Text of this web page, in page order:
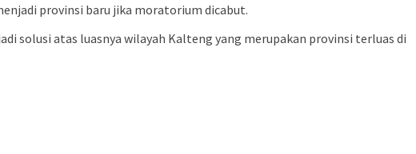
provinsi baru jika moratorium dicabut.
solusi atas luasnya wilayah Kalteng yang merupakan provinsi terluas di